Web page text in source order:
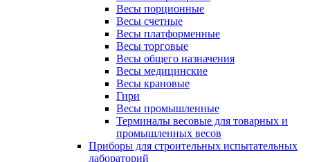
Весы порционные
Весы счетные
Весы платформенные
Весы торговые
Весы общего назначения
Весы медицинские
Весы крановые
Гири
Весы промышленные
Терминалы весовые для товарных и
промышленных весов
Приборы для строительных испытательных
лабораторий